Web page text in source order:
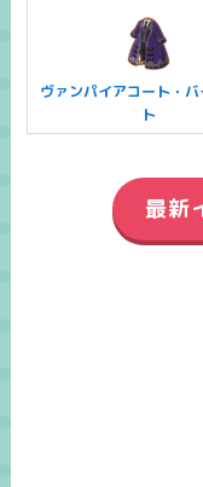
ヴァンパイアコート・バ
ト
最新